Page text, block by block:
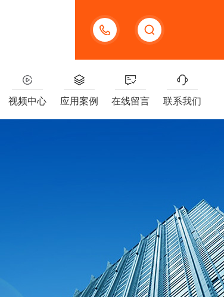
13391005955
视频中心 应用案例 在线留言 联系我们